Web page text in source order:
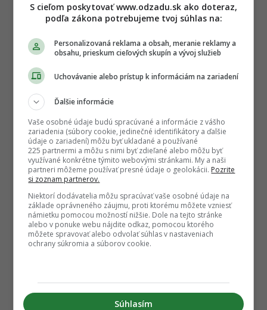
S cieľom poskytovať www.odzadu.sk ako doteraz,
podľa zákona potrebujeme tvoj súhlas na:
Personalizovaná reklama a obsah, meranie reklamy a
obsahu, prieskum cieľových skupín a vývoj služieb
Uchovávanie alebo prístup k informáciám na zariadení
Ďalšie informácie
Vaše osobné údaje budú spracúvané a informácie z vášho
zariadenia (súbory cookie, jedinečné identifikátory a ďalšie
údaje o zariadení) môžu byť ukladané a používané
225 partnermi a môžu s nimi byť zdieľané alebo môžu byť
využívané konkrétne týmito webovými stránkami. My a naši
partneri môžeme používať presné údaje o geolokácii. Pozrite
si zoznam partnerov.
Niektorí dodávatelia môžu spracúvať vaše osobné údaje na
základe oprávneného záujmu, proti ktorému môžete vzniesť
námietku pomocou možností nižšie. Dole na tejto stránke
alebo v ponuke webu nájdite odkaz, pomocou ktorého
môžete spravovať alebo odvolať súhlas v nastaveniach
ochrany súkromia a súborov cookie.
Súhlasím